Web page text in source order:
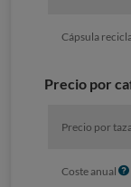
Cápsula
Precio por
Precio por taza
Coste anual I